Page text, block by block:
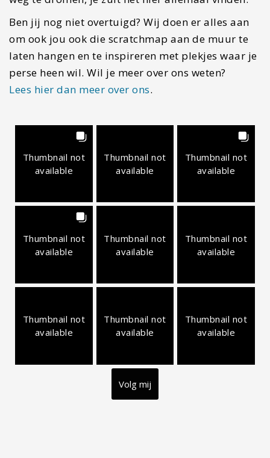
Ben jij nog niet overtuigd? Wij doen er alles aan
om ook jou ook die scratchmap aan de muur te
laten hangen en te inspireren met plekjes waar je
perse heen wil. Wil je meer over ons weten?
Lees hier dan meer over ons.
Thumbnail not
available
Thumbnail not
available
Thumbnail not
available
Thumbnail not
available
Thumbnail not
available
Thumbnail not
available
Thumbnail not
available
Thumbnail not
available
Thumbnail not
available
Volg mij